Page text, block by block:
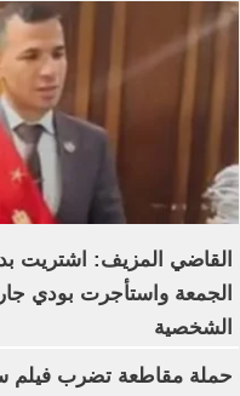
القاضي المزيف: اشتريت
الجمعة واستأجرت بودي
الشخصية
حملة مقاطعة تضرب فيلم